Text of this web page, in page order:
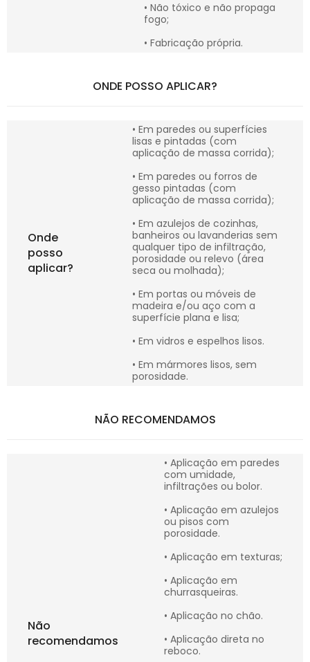
• Não tóxico e não propaga
fogo;
• Fabricação própria.
ONDE POSSO APLICAR?
Onde
posso
aplicar?
• Em paredes ou superfícies
lisas e pintadas (com
aplicação de massa corrida);
• Em paredes ou forros de
gesso pintadas (com
aplicação de massa corrida);
• Em azulejos de cozinhas,
banheiros ou lavanderias sem
qualquer tipo de infiltração,
porosidade ou relevo (área
seca ou molhada);
• Em portas ou móveis de
madeira e/ou aço com a
superfície plana e lisa;
• Em vidros e espelhos lisos.
• Em mármores lisos, sem
porosidade.
NÃO RECOMENDAMOS
Não
recomendamos
• Aplicação em paredes
com umidade,
infiltrações ou bolor.
• Aplicação em azulejos
ou pisos com
porosidade.
• Aplicação em texturas;
• Aplicação em
churrasqueiras.
• Aplicação no chão.
• Aplicação direta no
reboco.